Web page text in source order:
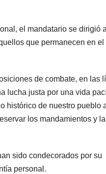
el mandatario se dirigió
que permanecen en el
de combate, en las
lucha justa por una vida
histórico de nuestro pueblo
los mandamientos y
sido condecorados por su
personal.